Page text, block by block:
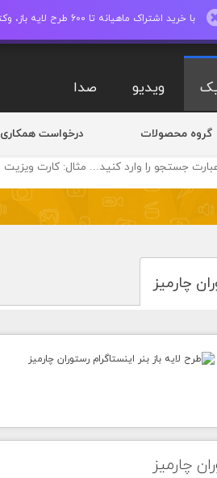
با خرید اشتراک ماهیانه تا 600 طرح لایه باز، وکتور، عکس، فایل های ویدیو وصدا دانلود کنید.
ویدیو صدا
گروه محصولات درخواست همکاری
چارمیز
چارمیز